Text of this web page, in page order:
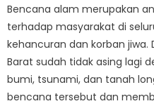
Bencana alam merupakan
terhadap masyarakat di
kehancuran dan korban jiwa.
Barat sudah tidak asing lagi
bumi, tsunami, dan tanah
bencana tersebut dan